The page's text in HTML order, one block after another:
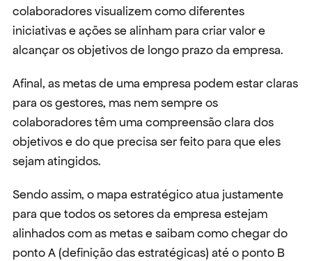
colaboradores visualizem como diferentes
iniciativas e ações se alinham para criar valor e
alcançar os objetivos de longo prazo da empresa.
Afinal, as metas de uma empresa podem estar claras
para os gestores, mas nem sempre os
colaboradores têm uma compreensão clara dos
objetivos e do que precisa ser feito para que eles
sejam atingidos.
Sendo assim, o mapa estratégico atua justamente
para que todos os setores da empresa estejam
alinhados com as metas e saibam como chegar do
ponto A (definição das estratégicas) até o ponto B